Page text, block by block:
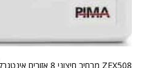
ZEX508 מרחיב חיצוני 8 אזורים אינטגרלי למערכת PIMA FORCE